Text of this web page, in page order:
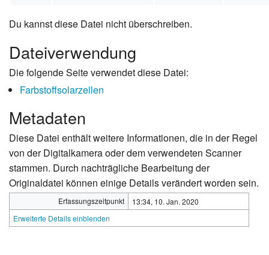
Du kannst diese Datei nicht überschreiben.
Dateiverwendung
Die folgende Seite verwendet diese Datei:
Farbstoffsolarzellen
Metadaten
Diese Datei enthält weitere Informationen, die in der Regel
von der Digitalkamera oder dem verwendeten Scanner
stammen. Durch nachträgliche Bearbeitung der
Originaldatei können einige Details verändert worden sein.
Erfassungszeitpunkt
13:34, 10. Jan. 2020
Erweiterte Details einblenden